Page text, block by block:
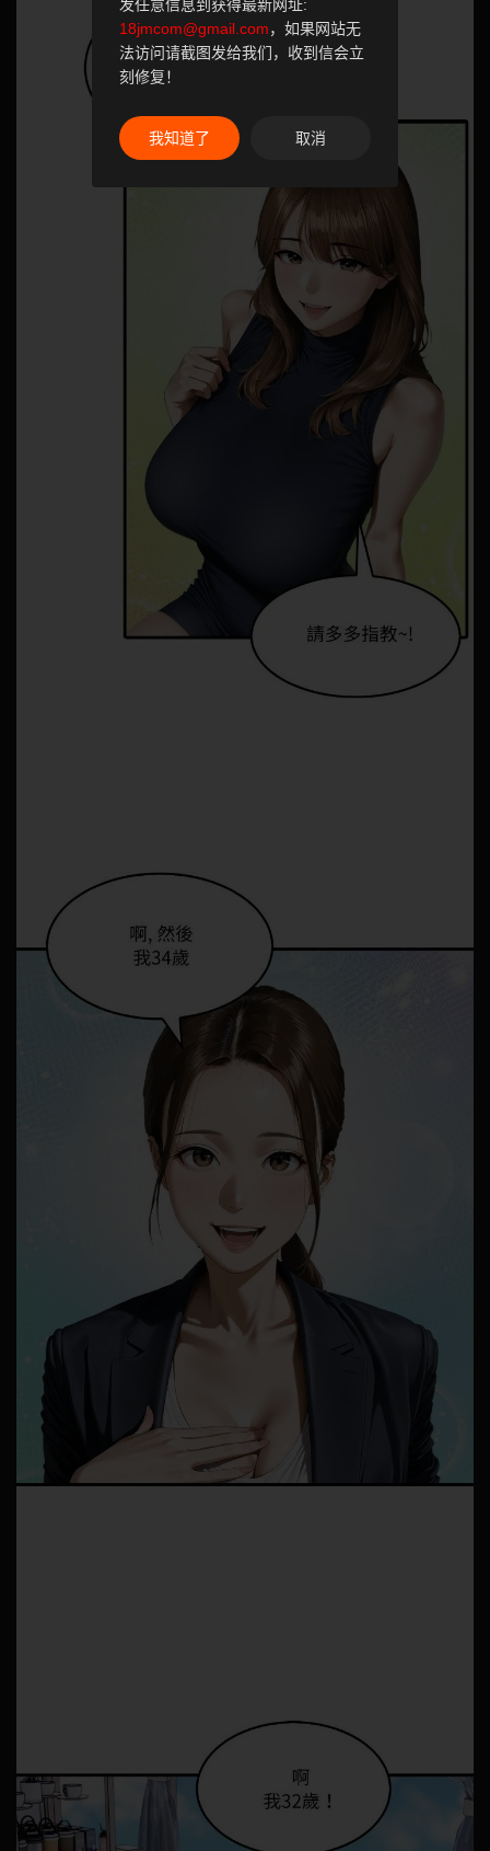
发任意信息到获得最新网址:
18jmcom@gmail.com，如果网站无
法访问请截图发给我们，收到信会立
刻修复！
我知道了 取消